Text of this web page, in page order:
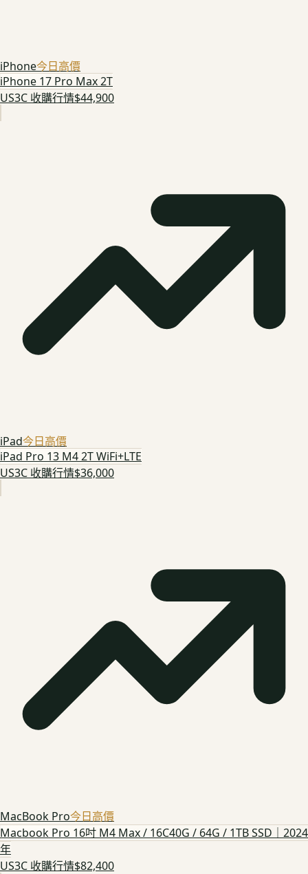
iPhone今日高價
iPhone 17 Pro Max 2T
US3C 收購行情$44,900
iPad今日高價
iPad Pro 13 M4 2T WiFi+LTE
US3C 收購行情$36,000
MacBook Pro今日高價
Macbook Pro 16吋 M4 Max / 16C40G / 64G / 1TB SSD｜2024
年
US3C 收購行情$82,400